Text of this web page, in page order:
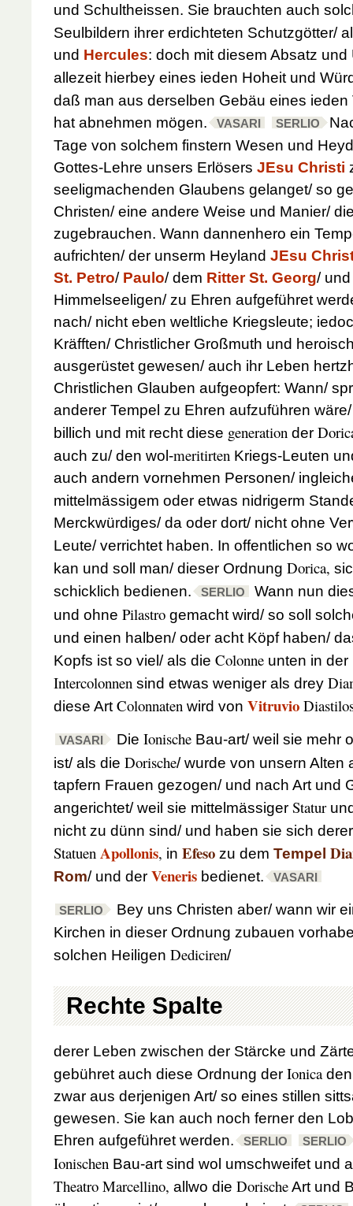
und Schultheissen. Sie brauchten auch
Seulbildern ihrer erdichteten Schutzgötter/
und Hercules: doch mit diesem Absatz
allezeit hierbey eines ieden Hoheit und
daß man aus derselben Gebäu eines
hat abnehmen mögen.
VASARI SERLIO
Tage von solchem finstern Wesen und
Gottes-Lehre unsers Erlösers JEsu Christi
seeligmachenden Glaubens gelanget/ so
Christen/ eine andere Weise und Manier/
zugebrauchen. Wann dannenhero ein
aufrichten/ der unserm Heyland JEsu
St. Petro/ Paulo/ dem Ritter St. Georg/
Himmelseeligen/ zu Ehren aufgeführet
nach/ nicht eben weltliche Kriegsleute;
Kräfften/ Christlicher Großmuth und
ausgerüstet gewesen/ auch ihr Leben
Christlichen Glauben aufgeopfert: Wann/
anderer Tempel zu Ehren aufzuführen
billich und mit recht diese generation der
auch zu/ den wol-meritirten Kriegs-Leuten
auch andern vornehmen Personen/
mittelmässigem oder etwas nidrigerm
Merckwürdiges/ da oder dort/ nicht ohne
Leute/ verrichtet haben. In offentlichen so
kan und soll man/ dieser Ordnung Dorica,
schicklich bedienen.
SERLIO
Wann nun
und ohne Pilastro gemacht wird/ so soll
und einen halben/ oder acht Köpf haben/
Kopfs ist so viel/ als die Colonne unten in der
Intercolonnen sind etwas weniger als drey
diese ArtColonnaten wird von Vitruvio
VASARI Die Ionische Bau-art/ weil sie mehr
ist/ als die Dorische/ wurde von unsern Alten
tapfern Frauen gezogen/ und nach Art und
angerichtet/ weil sie mittelmässiger Statur
nicht zu dünn sind/ und haben sie sich
Statuen Apollonis, in Efeso zu dem Tempel
Rom/ und der Veneris bedienet. VASARI
SERLIO
Bey uns Christen aber/ wann wir
Kirchen in dieser Ordnung zubauen
solchen Heiligen Dediciren/
Rechte Spalte
derer Leben zwischen der Stärcke und
gebühret auch diese Ordnung der Ionicaden
zwar aus derjenigen Art/ so eines stillen
gewesen. Sie kan auch noch ferner den
Ehren aufgeführet werden.
SERLIO SERLIO
Ionischen Bau-art sind wol umschweifet und
Theatro Marcellino, allwo die DorischeArt und